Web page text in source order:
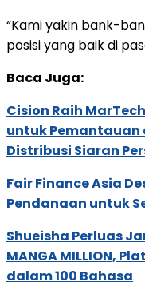
“Kami yakin bank-
posisi yang baik di
Baca Juga:
Cision Raih
untuk Pemantauan
Distribusi Siaran
Fair Finance Asia
Pendanaan untuk
Shueisha Perluas
MANGA MILLION,
dalam 100 Bahasa